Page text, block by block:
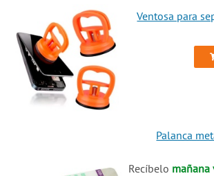
Ventosa para
Palanca
Recíbelo mañana